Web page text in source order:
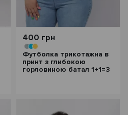
400 грн
Футболка трикотажна в
принт з глибокою
горловиною батал 1+1=3